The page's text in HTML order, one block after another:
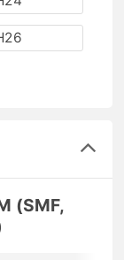
(SMF,